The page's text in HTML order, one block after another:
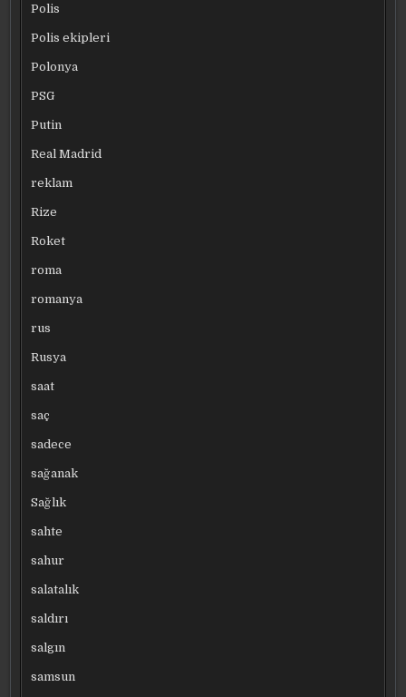
Polis
Polis ekipleri
Polonya
PSG
Putin
Real Madrid
reklam
Rize
Roket
roma
romanya
rus
Rusya
saat
saç
sadece
sağanak
Sağlık
sahte
sahur
salatalık
saldırı
salgın
samsun